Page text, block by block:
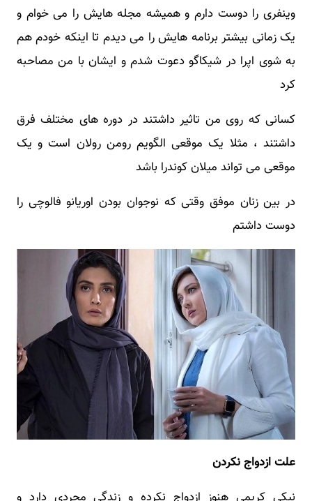
وینفری را دوست دارم و همیشه مجله هایش را می خوام و
یک زمانی بیشتر برنامه هایش را می دیدم تا اینکه خودم هم
به شوی اپرا در شیکاگو دعوت شدم و ایشان با من مصاحبه
کرد
کسانی که روی من تاثیر داشتند در دوره های مختلف فرق
داشتند ، مثلا یک موقعی الگویم رومن رولان است و یک
موقعی می تواند میلان کوندرا باشد
در بین زنان موفق وقتی که نوجوان بودن اوریانو فالوچی را
دوست داشتم
علت ازدواج نکردن
نیکی کریمی هنوز ازدواج نکرده و زندگی مجردی دارد و